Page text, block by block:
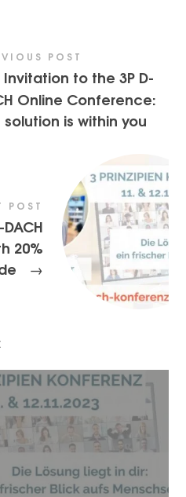
POST
Invitation to the 3P D-
Online Conference:
is within you
POST
20%
→